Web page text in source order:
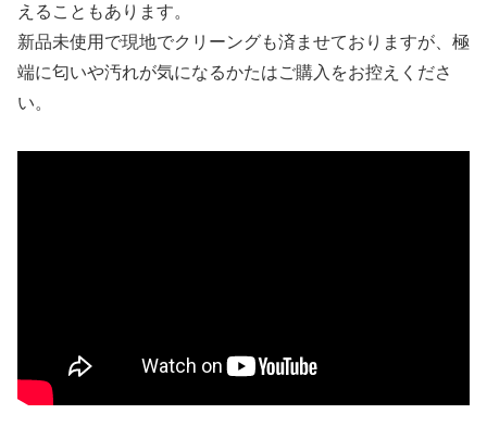
えることもあります。
新品未使用で現地でクリーングも済ませておりますが、極
端に匂いや汚れが気になるかたはご購入をお控えくださ
い。